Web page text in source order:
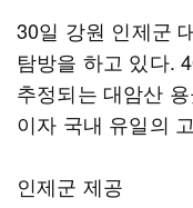
30일 강원 인제군
탐방을 하고 있다.
추정되는 대암산
이자 국내 유일의
인제군 제공